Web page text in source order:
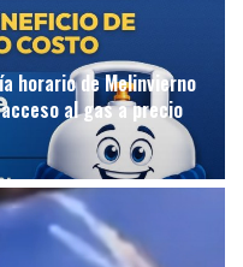
horario de Melinvierno
al gas a precio